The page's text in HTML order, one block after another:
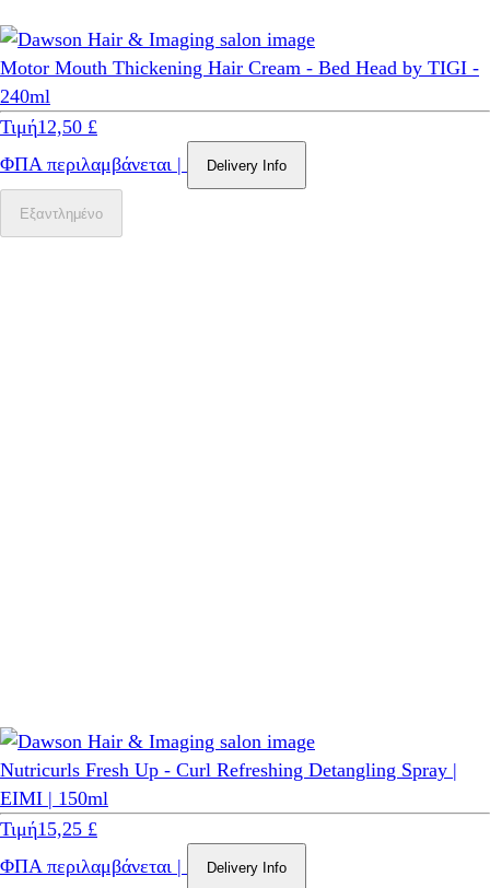
Motor Mouth Thickening Hair Cream - Bed Head by TIGI -
240ml
Τιμή12,50 £
ΦΠΑ περιλαμβάνεται | Delivery Info
Εξαντλημένο
Nutricurls Fresh Up - Curl Refreshing Detangling Spray |
EIMI | 150ml
Τιμή15,25 £
ΦΠΑ περιλαμβάνεται | Delivery Info